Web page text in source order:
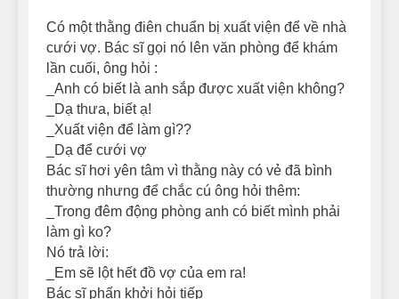
Có một thằng điên chuẩn bị xuất viện để về nhà
cưới vợ. Bác sĩ gọi nó lên văn phòng để khám
lần cuối, ông hỏi :
_Anh có biết là anh sắp được xuất viện không?
_Dạ thưa, biết ạ!
_Xuất viện để làm gì??
_Dạ để cưới vợ
Bác sĩ hơi yên tâm vì thằng này có vẻ đã bình
thường nhưng để chắc cú ông hỏi thêm:
_Trong đêm động phòng anh có biết mình phải
làm gì ko?
Nó trả lời:
_Em sẽ lột hết đồ vợ của em ra!
Bác sĩ phấn khởi hỏi tiếp